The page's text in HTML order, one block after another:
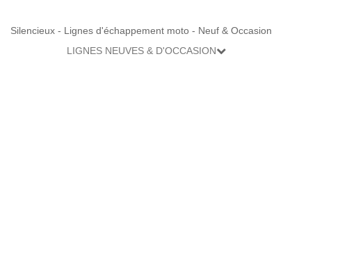
Silencieux - Lignes d'échappement moto - Neuf & Occasion
LIGNES NEUVES & D'OCCASION